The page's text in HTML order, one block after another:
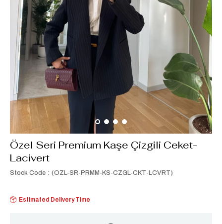
Özel Seri Premium Kaşe Çizgili Ceket-
Lacivert
Stock Code (OZL-SR-PRMM-KS-CZGL-CKT-LCVRT)
Estimated Delivery Time